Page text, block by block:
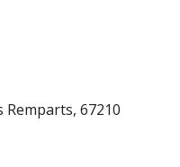
Remparts, 67210